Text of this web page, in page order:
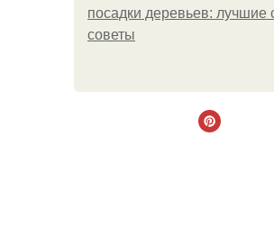
посадки деревьев: лучшие
советы